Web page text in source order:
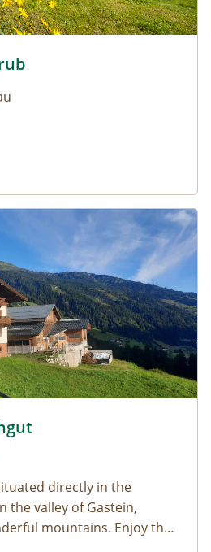
Bio-Hof Untergrub
Maurachgut
Biohof Maurachgut
directly in the
the valley of Gastein,
mountains. Enjoy the